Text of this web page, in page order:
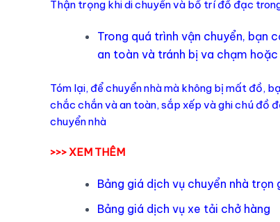
Thận trọng khi di chuyển và bố trí đồ đạc
Trong quá trình vận chuyển, bạn
an toàn và tránh bị va chạm
Tóm lại, để chuyển nhà mà không bị mất đồ,
chắc chắn và an toàn, sắp xếp và ghi chú đồ
chuyển nhà
>>> XEM THÊM
Bảng giá dịch vụ chuyển nhà trọn
Bảng giá dịch vụ xe tải chở hàng